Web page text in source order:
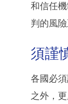
和信任
判的風險
須謹
各國必
之外，